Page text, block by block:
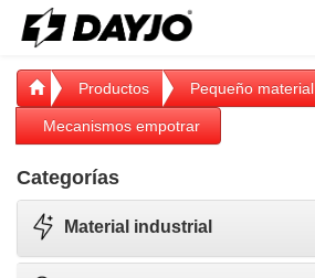
Productos Pequeño material
Mecanismos empotrar
Categorías
Material industrial